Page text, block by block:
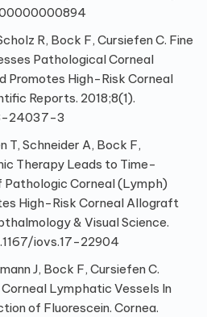
R, Bock F, Cursiefen C. Fine
Pathological Corneal
Promotes High-Risk Corneal
Reports. 2018;8(1).
24037-3
T, Schneider A, Bock F,
Therapy Leads to Time-
Pathologic Corneal (Lymph)
High-Risk Corneal Allograft
& Visual Science.
iovs.17-22904
J, Bock F, Cursiefen C.
Lymphatic Vessels In
of Fluorescein. Cornea.